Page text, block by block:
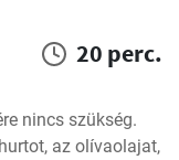
20 perc.
nincs szükség.
az olívaolajat,